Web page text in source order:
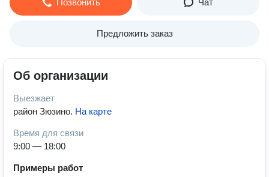
Позвонить Чат
Предложить заказ
Об организации
Выезжает
район Зюзино. На карте
Время для связи
9:00 — 18:00
Примеры работ